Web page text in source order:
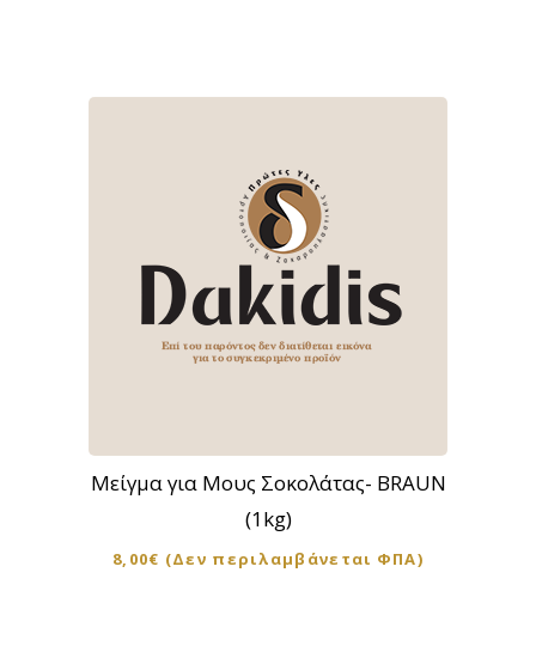
Μείγμα για Μους Σοκολάτας- BRAUN
(1kg)
8,00€ (Δεν περιλαμβάνεται ΦΠΑ)